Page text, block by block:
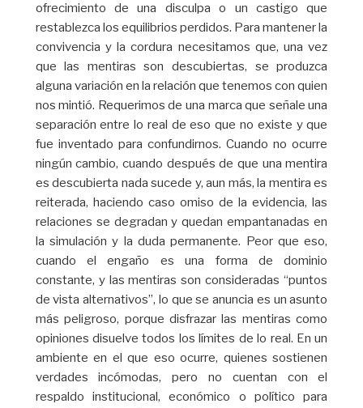
ofrecimiento de una disculpa o un castigo que
restablezca los equilibrios perdidos. Para mantener la
convivencia y la cordura necesitamos que, una vez
que las mentiras son descubiertas, se produzca
alguna variación en la relación que tenemos con quien
nos mintió. Requerimos de una marca que señale una
separación entre lo real de eso que no existe y que
fue inventado para confundirnos. Cuando no ocurre
ningún cambio, cuando después de que una mentira
es descubierta nada sucede y, aun más, la mentira es
reiterada, haciendo caso omiso de la evidencia, las
relaciones se degradan y quedan empantanadas en
la simulación y la duda permanente. Peor que eso,
cuando el engaño es una forma de dominio
constante, y las mentiras son consideradas “puntos
de vista alternativos”, lo que se anuncia es un asunto
más peligroso, porque disfrazar las mentiras como
opiniones disuelve todos los límites de lo real. En un
ambiente en el que eso ocurre, quienes sostienen
verdades incómodas, pero no cuentan con el
respaldo institucional, económico o político para